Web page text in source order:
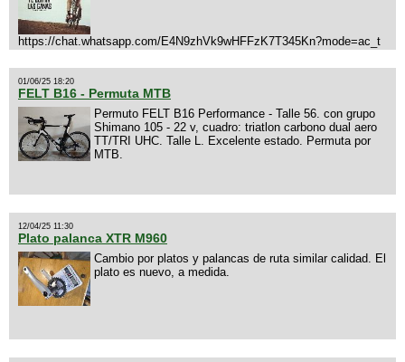
https://chat.whatsapp.com/E4N9zhVk9wHFFzK7T345Kn?mode=ac_t
01/06/25 18:20
FELT B16 - Permuta MTB
Permuto FELT B16 Performance - Talle 56. con grupo
Shimano 105 - 22 v, cuadro: triatlon carbono dual aero
TT/TRI UHC. Talle L. Excelente estado. Permuta por
MTB.
12/04/25 11:30
Plato palanca XTR M960
Cambio por platos y palancas de ruta similar calidad. El
plato es nuevo, a medida.